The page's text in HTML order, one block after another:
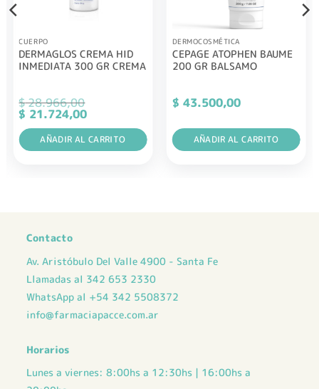
CUERPO
DERMAGLOS CREMA HID
INMEDIATA 300 GR CREMA
$28.966,00
El
precio
original
era:
$ 28.966,00.
$ 21.724,00El
precio
actual
es:
$ 21.724,00.
AÑADIR AL CARRITO
DERMOCOSMÉTICA
CEPAGE ATOPHEN BAUME
200 GR BALSAMO
$ 43.500,00
AÑADIR AL CARRITO
Contacto
Av. Aristóbulo Del Valle 4900 - Santa Fe
Llamadas al 342 653 2330
WhatsApp al +54 342 5508372
info@farmaciapacce.com.ar
Horarios
Lunes a viernes: 8:00hs a 12:30hs | 16:00hs a